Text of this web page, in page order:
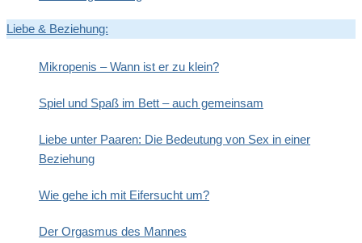
Liebe & Beziehung:
Mikropenis – Wann ist er zu klein?
Spiel und Spaß im Bett – auch gemeinsam
Liebe unter Paaren: Die Bedeutung von Sex in einer
Beziehung
Wie gehe ich mit Eifersucht um?
Der Orgasmus des Mannes